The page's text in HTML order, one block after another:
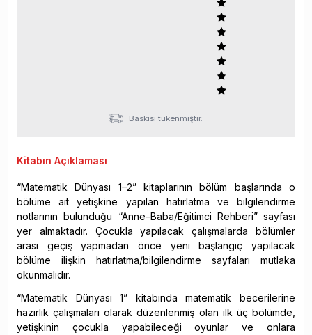
Baskısı tükenmiştir.
Kitabın Açıklaması
“Matematik Dünyası 1–2” kitaplarının bölüm başlarında o
bölüme ait yetişkine yapılan hatırlatma ve bilgilendirme
notlarının bulunduğu “Anne–Baba/Eğitimci Rehberi” sayfası
yer almaktadır. Çocukla yapılacak çalışmalarda bölümler
arası geçiş yapmadan önce yeni başlangıç yapılacak
bölüme ilişkin hatırlatma/bilgilendirme sayfaları mutlaka
okunmalıdır.
“Matematik Dünyası 1” kitabında matematik becerilerine
hazırlık çalışmaları olarak düzenlenmiş olan ilk üç bölümde,
yetişkinin çocukla yapabileceği oyunlar ve onlara